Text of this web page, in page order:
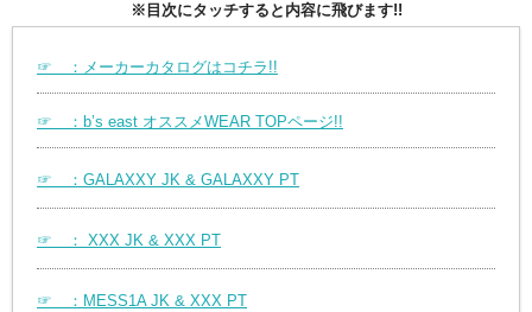
※目次にタッチすると内容に飛びます!!
☞ ：メーカーカタログはコチラ!!
☞ ：b’s east オススメWEAR TOPページ!!
☞ ：GALAXXY JK & GALAXXY PT
☞ ： XXX JK & XXX PT
☞ ：MESS1A JK & XXX PT